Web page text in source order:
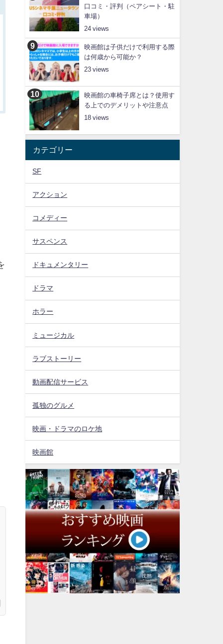
口コミ・評判（ペアシート・駐
車場）
24
映画館は子供だけで利用する際
は何歳から可能か？
23
映画館の車椅子席とは？使用す
る上でのデメリットや注意点
18
カテゴリー
SF
アクション
コメディー
サスペンス
ドキュメンタリー
ドラマ
ホラー
ミュージカル
ラブストーリー
動画配信サービス
孤独のグルメ
映画・ドラマのロケ地
映画館